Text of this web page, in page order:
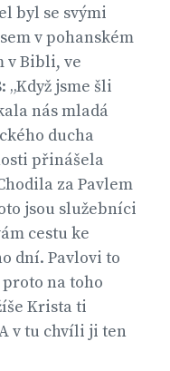
byl se svými
v pohanském
v Bibli, ve
„Když jsme šli
nás mladá
ducha
přinášela
za Pavlem
jsou služebníci
cestu ke
dní. Pavlovi to
na toho
Krista ti
v tu chvíli ji ten